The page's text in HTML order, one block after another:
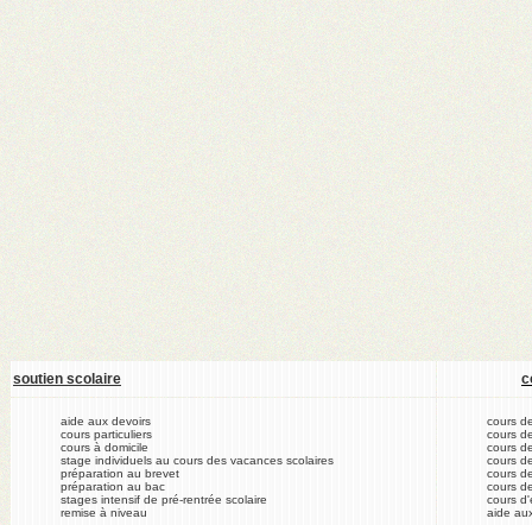
soutien scolaire
aide aux devoirs
cours particuliers
cours à domicile
stage individuels au cours des vacances scolaires
préparation au brevet
préparation au bac
stages intensif de pré-rentrée scolaire
remise à niveau
cours
cours
cours
cours
cours
cours
cours
aide